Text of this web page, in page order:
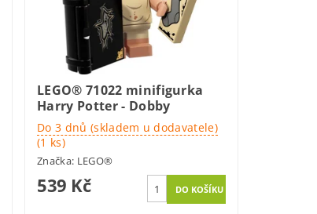
LEGO® 71022 minifigurka
Harry Potter - Dobby
Do 3 dnů (skladem u dodavatele)
(1 ks)
Značka: LEGO®
539 Kč